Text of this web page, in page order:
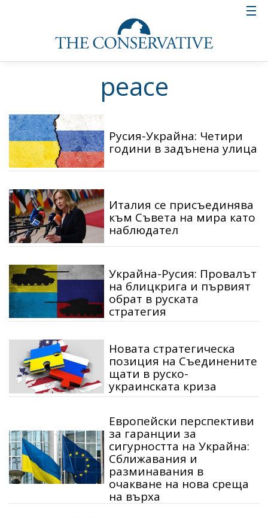
peace
Русия-Украйна: Четири
години в задънена улица
Италия се присъединява
към Съвета на мира като
наблюдател
Украйна-Русия: Провалът
на блицкрига и първият
обрат в руската
стратегия
Новата стратегическа
позиция на Съединените
щати в руско-
украинската криза
Европейски перспективи
за гаранции за
сигурността на Украйна:
Сближавания и
разминавания в
очакване на нова среща
на върха